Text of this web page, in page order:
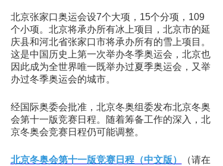
北京张家口奥运会设7个大项，15个分项，109
个小项。北京将承办所有冰上项目，北京市的延
庆县和河北省张家口市将承办所有的雪上项目。
这是中国历史上第一次举办冬季奥运会，北京也
因此成为全世界唯一既举办过夏季奥运会，又举
办过冬季奥运会的城市。
经国际奥委会批准，北京冬奥组委发布北京冬奥
会第十一版竞赛日程。随着筹备工作的深入，北
京冬奥会竞赛日程仍可能调整。
北京冬奥会第十一版竞赛日程（中文版）
（请在